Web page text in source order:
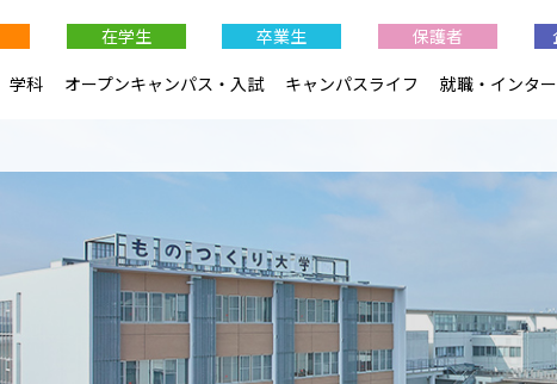
在学生 卒業生 保護者
学科 オープンキャンパス・入試 キャンパスライフ 就職・インタ